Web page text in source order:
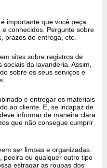
importante que você peça
conhecidos. Pergunte sobre
prazos de entrega, etc.
sites sobre registros de
da lavanderia. Assim,
sobre os seus serviços e
e entregar os materiais
ao cliente. E, se incapaz de
informar de maneira clara
que não consegue cumprir
ser limpas e organizadas.
poeira ou qualquer outro tipo
estragar as roupas dos